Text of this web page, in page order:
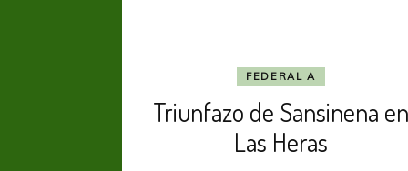
FEDERAL A
Triunfazo de Sansinena en
Las Heras